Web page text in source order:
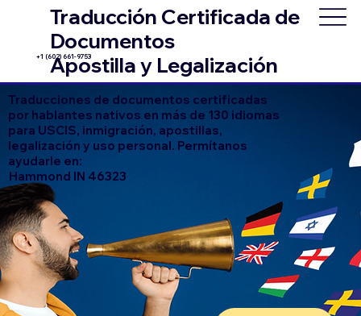
Traducción Certificada de
Documentos
Apostilla y Legalización
+1 (602) 661-9753
Traducciones de documentos certificadas
por hablantes nativos en más de 130 idiomas
para USCIS, inmigración, apostillas,
legalización y uso personal. Permítanos
ayudarle en:
Hammond IN 46323